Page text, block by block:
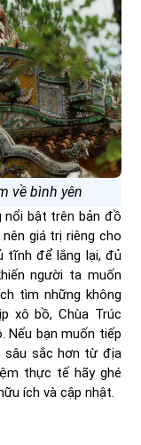
về bình yên
nổi bật trên bản đồ
giá trị riêng cho
tĩnh để lắng lại, đủ
người ta muốn
tìm những không
xô bồ, Chùa Trúc
Nếu bạn muốn tiếp
sâu sắc hơn từ địa
thực tế hãy ghé
ích và cập nhật.